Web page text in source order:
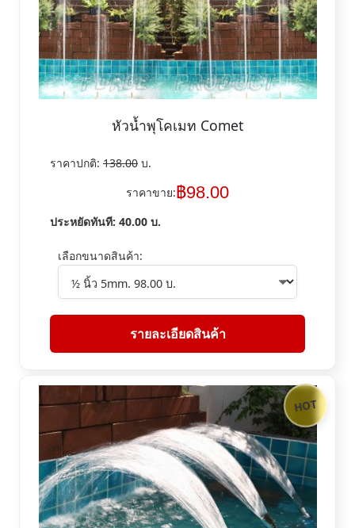
หัวน้ำพุโคเมท Comet
ราคาปกติ: 138.00 บ.
ราคาขาย: ฿98.00
ประหยัดทันที: 40.00 บ.
เลือกขนาดสินค้า:
รายละเอียดสินค้า
HOT